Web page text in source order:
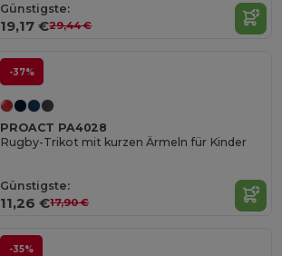
Günstigste:
19,17 €29,44 €
-37%
PROACT PA4028
Rugby-Trikot mit kurzen Ärmeln für Kinder
Günstigste:
11,26 €17,90 €
-35%